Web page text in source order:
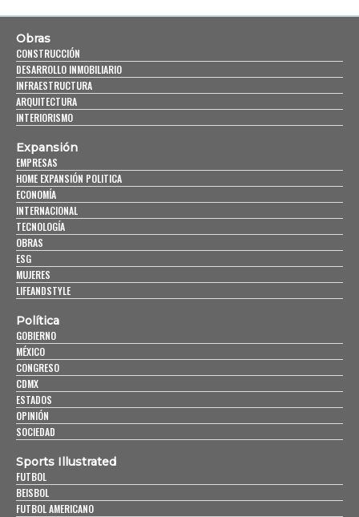
Obras
CONSTRUCCIÓN
DESARROLLO INMOBILIARIO
INFRAESTRUCTURA
ARQUITECTURA
INTERIORISMO
Expansión
EMPRESAS
HOME EXPANSIÓN POLITICA
ECONOMÍA
INTERNACIONAL
TECNOLOGÍA
OBRAS
ESG
MUJERES
LIFEANDSTYLE
Política
GOBIERNO
MÉXICO
CONGRESO
CDMX
ESTADOS
OPINIÓN
SOCIEDAD
Sports Illustrated
FUTBOL
BEISBOL
FUTBOL AMERICANO